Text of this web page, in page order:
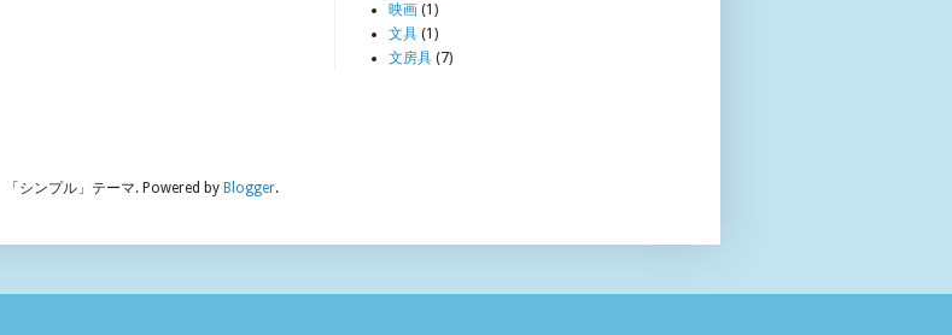
映画 (1)
文具 (1)
文房具 (7)
「シンプル」テーマ. Powered by Blogger.